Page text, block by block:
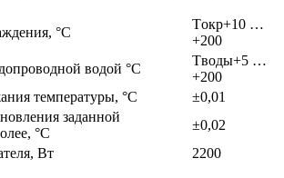
°С
Tокр+10 …
+200
водой °С
Tводы+5 …
+200
температуры, °С
±0,01
заданной
°С
±0,02
Вт
2200